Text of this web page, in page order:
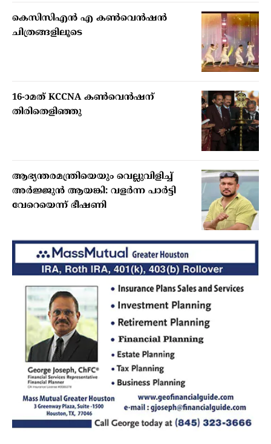
കെസിസിഎൻ എ കൺവെൻഷൻ
ചിത്രങ്ങളിലൂടെ
16-ാമത് KCCNA കൺവെൻഷന്
തിരിതെളിഞ്ഞു
ആഭ്യന്തരമന്ത്രിയെയും വെല്ലുവിളിച്ച്
അര്‍ജ്ജുന്‍ ആയങ്കി: വളര്‍ന്ന പാര്‍ട്ടി
വേറെയെന്ന് ഭീഷണി